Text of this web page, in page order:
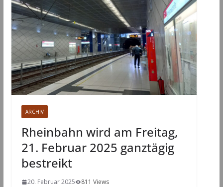
ARCHIV
Rheinbahn wird am Freitag,
21. Februar 2025 ganztägig
bestreikt
20. Februar 2025
811 Views